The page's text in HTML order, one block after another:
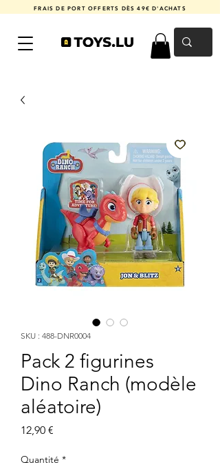
FRAIS DE PORT OFFERTS DÈS 49€ D'ACHATS
SKU : 488-DNR0004
Pack 2 figurines
Dino Ranch (modèle
aléatoire)
12,90 €
Quantité *